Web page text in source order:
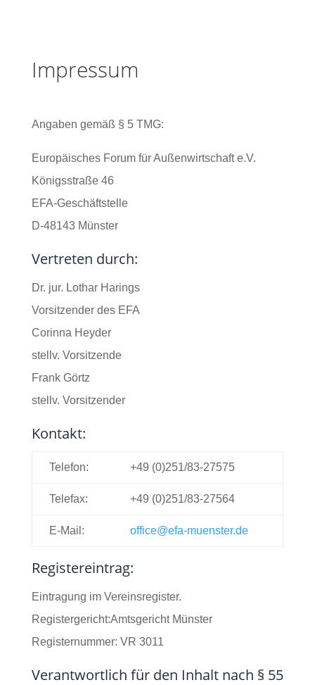
Impressum
Angaben gemäß § 5 TMG:
Europäisches Forum für Außenwirtschaft e.V.
Königsstraße 46
EFA-Geschäftstelle
D-48143 Münster
Vertreten durch:
Dr. jur. Lothar Harings
Vorsitzender des EFA
Corinna Heyder
stellv. Vorsitzende
Frank Görtz
stellv. Vorsitzender
Kontakt:
Telefon: +49 (0)251/83-27575
Telefax: +49 (0)251/83-27564
E-Mail: office@efa-muenster.de
Registereintrag:
Eintragung im Vereinsregister.
Registergericht:Amtsgericht Münster
Registernummer: VR 3011
Verantwortlich für den Inhalt nach § 55